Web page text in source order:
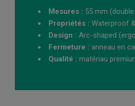
Mesures : 55 mm
Propriétés : Waterproof
Design : Arc-shaped
Fermeture : anneau en
Qualité : matériau